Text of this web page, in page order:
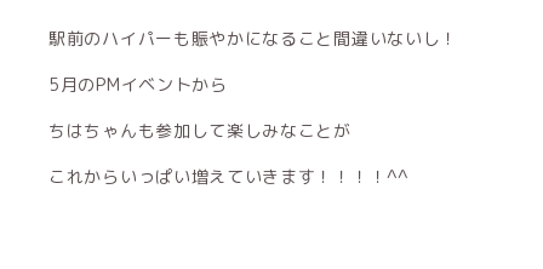
駅前のハイパーも賑やかになること間違いないし！
5月のPMイベントから
ちはちゃんも参加して楽しみなことが
これからいっぱい増えていきます！！！！^^